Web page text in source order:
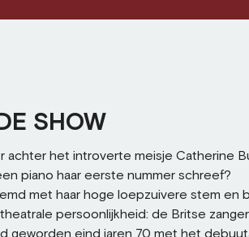
SHOW
achter het introverte meisje Catherine
piano haar eerste nummer schreef?
met haar hoge loepzuivere stem en
persoonlijkheid: de Britse
geworden eind jaren 70 met het